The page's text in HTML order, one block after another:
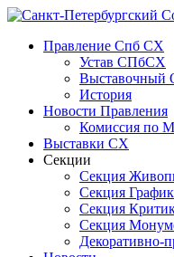
Правление Спб СХ
Устав СПбСХ
Выставочный
История
Новости Правления
Комиссия по
Выставки СХ
Секции
Секция
Секция
Секция
Секция
Декоративно-